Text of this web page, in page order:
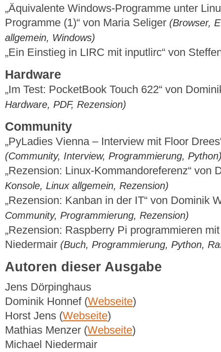
„Äquivalente Windows-Programme unter
Programme (1)“ von Maria Seliger (Browser,
allgemein, Windows)
„Ein Einstieg in LIRC mit inputlirc“ von
Hardware
„Im Test: PocketBook Touch 622“ von
Hardware, PDF, Rezension)
Community
„PyLadies Vienna – Interview mit Floor
(Community, Interview, Programmierung,
„Rezension: Linux-Kommandoreferenz“ von
Konsole, Linux allgemein, Rezension)
„Rezension: Kanban in der IT“ von Dominik
Community, Programmierung, Rezension)
„Rezension: Raspberry Pi programmieren
Niedermair (Buch, Programmierung, Python,
Autoren dieser Ausgabe
Jens Dörpinghaus
Dominik Honnef (Webseite)
Horst Jens (Webseite)
Mathias Menzer (Webseite)
Michael Niedermair